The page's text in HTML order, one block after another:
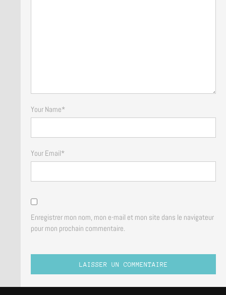
Your Name*
Your Email*
Enregistrer mon nom, mon e-mail et mon site dans le navigateur
pour mon prochain commentaire.